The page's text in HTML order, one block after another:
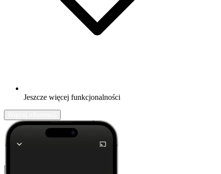
Jeszcze więcej funkcjonalności